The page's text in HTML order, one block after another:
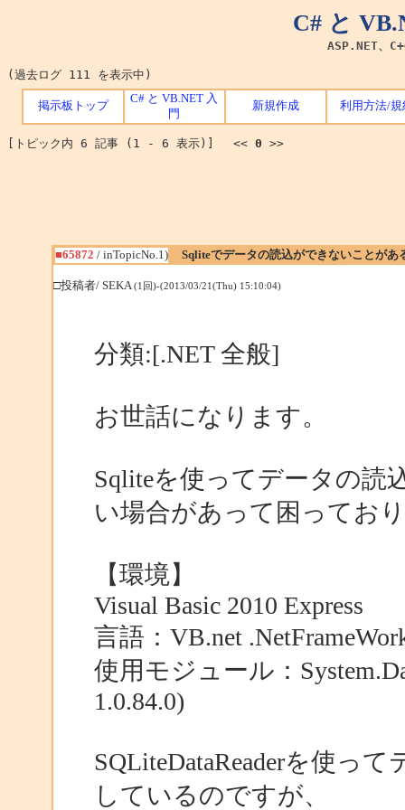
C# と
ASP.NET、
(過去ログ 111 を表示中)
掲示板トップ
C# と VB.NET 入
門
新規作成 利用方法/規
[トピック内 6 記事 (1 - 6 表示)] << 0 >>
■65872 / inTopicNo.1) Sqliteでデータの読込ができないことがあ
□投稿者/ SEKA(1回)-(2013/03/21(Thu) 15:10:04)
分類:[.NET 全般]
お世話になります。
Sqliteを使ってデータの読
い場合があって困ってお
【環境】
Visual Basic 2010 Express
言語：VB.net
使用モジュール：
1.0.84.0)
SQLiteDataReaderを使っ
しているのですが、